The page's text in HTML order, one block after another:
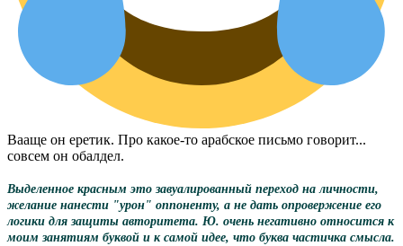
Вааще он еретик. Про какое-то арабское письмо говорит...
совсем он обалдел.
Выделенное красным это завуалированный переход на личности,
желание нанести "урон" оппоненту, а не дать опровержение его
логики для защиты авторитета. Ю. очень негативно относится к
моим занятиям буквой и к самой идее, что буква частичка смысла.